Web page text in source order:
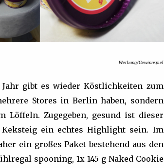
Werbung/Gewinnspiel
gibt es wieder Köstlichkeiten zum
Stores in Berlin haben, sondern
Zugegeben, gesund ist dieser
ein echtes Highlight sein. Im
ein großes Paket bestehend aus den
spooning, 1x 145 g Naked Cookie